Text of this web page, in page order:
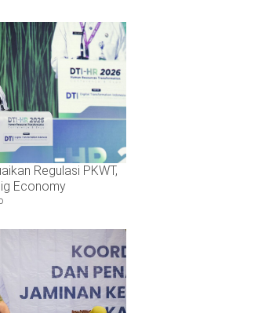
Regulasi PKWT,
Economy